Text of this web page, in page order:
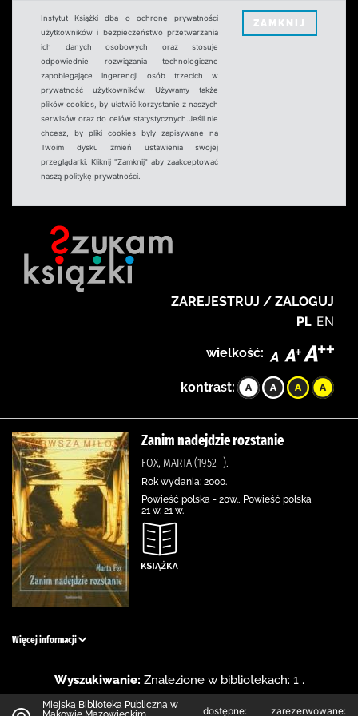
Instytut Książki dba o ochronę prywatności
użytkowników i bezpieczeństwo przetwarzania
ich danych osobowych oraz stosuje
odpowiednie rozwiązania technologiczne
zapobiegające ingerencji osób trzecich w
prywatność użytkowników. Używamy także
plików cookies, by ułatwić korzystanie z naszych
serwisów oraz do celów statystycznych.Jeśli nie
chcesz, by pliki cookies były zapisywane na
Twoim dysku zmień ustawienia swojej
przeglądarki. Kliknij "Zamknij" aby zaakceptować
naszą politykę prywatności.
ZAMKNIJ
ZAREJESTRUJ / ZALOGUJ
PL EN
wielkość:
kontrast:
Zanim nadejdzie rozstanie
FOX, MARTA (1952- ).
Rok wydania: 2000.
Powieść polska - 20w., Powieść polska
21 w. 21 w.
Więcej informacji
Wyszukiwanie: Znalezione w bibliotekach: 1 .
Miejska Biblioteka Publiczna w
dostępne: zarezerwowane: